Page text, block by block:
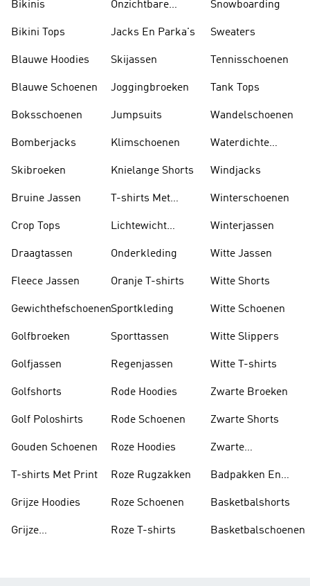
Bikinis
Bikini Tops
Blauwe Hoodies
Blauwe Schoenen
Boksschoenen
Bomberjacks
Skibroeken
Bruine Jassen
Crop Tops
Draagtassen
Fleece Jassen
Gewichthefschoenen
Golfbroeken
Golfjassen
Golfshorts
Golf Poloshirts
Gouden Schoenen
T-shirts Met Print
Grijze Hoodies
Grijze
Onzichtbare
Jacks En Parka's
Skijassen
Joggingbroeken
Jumpsuits
Klimschoenen
Knielange Shorts
T-shirts Met
Lichtewicht
Onderkleding
Oranje T-shirts
Sportkleding
Sporttassen
Regenjassen
Rode Hoodies
Rode Schoenen
Roze Hoodies
Roze Rugzakken
Roze Schoenen
Roze T-shirts
Snowboarding
Sweaters
Tennisschoenen
Tank Tops
Wandelschoenen
Waterdichte
Windjacks
Winterschoenen
Winterjassen
Witte Jassen
Witte Shorts
Witte Schoenen
Witte Slippers
Witte T-shirts
Zwarte Broeken
Zwarte Shorts
Zwarte
Badpakken En
Basketbalshorts
Basketbalschoenen